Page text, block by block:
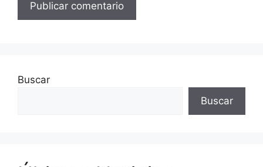
Buscar
Buscar